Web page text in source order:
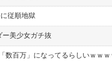
従順地獄
美少女ガチ抜
数百万」になってるらしいｗｗｗ